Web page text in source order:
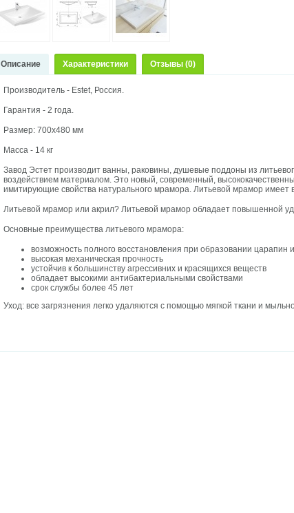
Описание Характеристики Отзывы (0)
Производитель - Estet, Россия.
Гарантия - 2 года.
Размер: 700х480 мм
Масса - 14 кг
Завод Эстет производит ванны, раковины, душевые поддоны из
воздействием материалом. Это новый, современный,
имитирующие свойства натурального мрамора. Литьевой мрамор
Литьевой мрамор или акрил? Литьевой мрамор обладает повышенной
Основные преимущества литьевого мрамора:
возможность полного восстановления при образовании царапин
высокая механическая прочность
устойчив к большинству агрессивних и красящихся веществ
обладает высокими антибактериальными свойствами
срок службы более 45 лет
Уход: все загрязнения легко удаляются с помощью мягкой ткани и